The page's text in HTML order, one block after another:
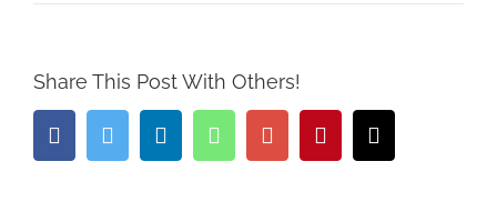
Share This Post With Others!
Facebook
Twitter LinkedInWhatsapp
Google+Pinterest